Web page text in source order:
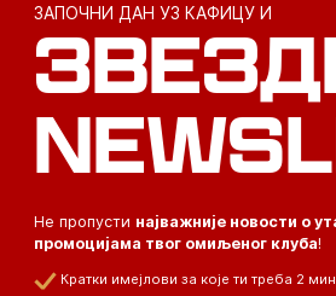
ЗАПОЧНИ ДАН УЗ КАФИЦУ И
Не пропусти најважније новости о
промоцијама твог омиљеног клуба!
Кратки имејлови за које ти треба 2